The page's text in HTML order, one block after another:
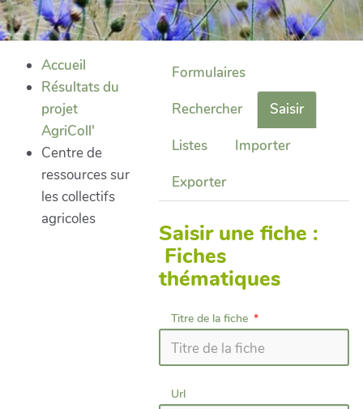
Accueil
Résultats du
projet
AgriColl'
Centre de
ressources sur
les collectifs
agricoles
Formulaires
Rechercher
Saisir
Listes
Importer
Exporter
Saisir une fiche :
Fiches
thématiques
Titre de la fiche
Url